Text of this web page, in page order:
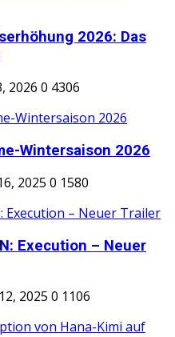
2026: Das
2026 0 4306
Wintersaison 2026
2025 0 1580
Execution – Neuer
2025 0 1106